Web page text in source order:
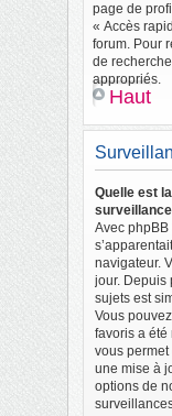
page de
« Accès
forum. Pour
de
appropriés.
Haut
Quelle est
Avec
navigateur.
jour. Depuis
sujets est
Vous
favoris a été
vous permet
une mise à
options de